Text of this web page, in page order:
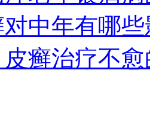
中年有哪
癣治疗不